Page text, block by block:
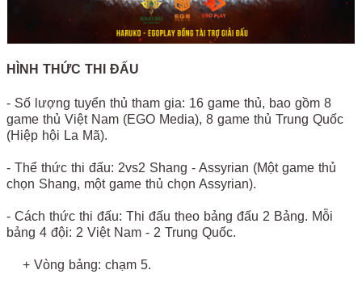
HÌNH THỨC THI ĐẤU
- Số lượng tuyển thủ tham gia: 16 game thủ, bao gồm 8
game thủ Việt Nam (EGO Media), 8 game thủ Trung Quốc
(Hiệp hội La Mã).
- Thể thức thi đấu: 2vs2 Shang - Assyrian (Một game thủ
chọn Shang, một game thủ chọn Assyrian).
- Cách thức thi đấu: Thi đấu theo bảng đấu 2 Bảng. Mỗi
bảng 4 đội: 2 Việt Nam - 2 Trung Quốc.
+ Vòng bảng: chạm 5.